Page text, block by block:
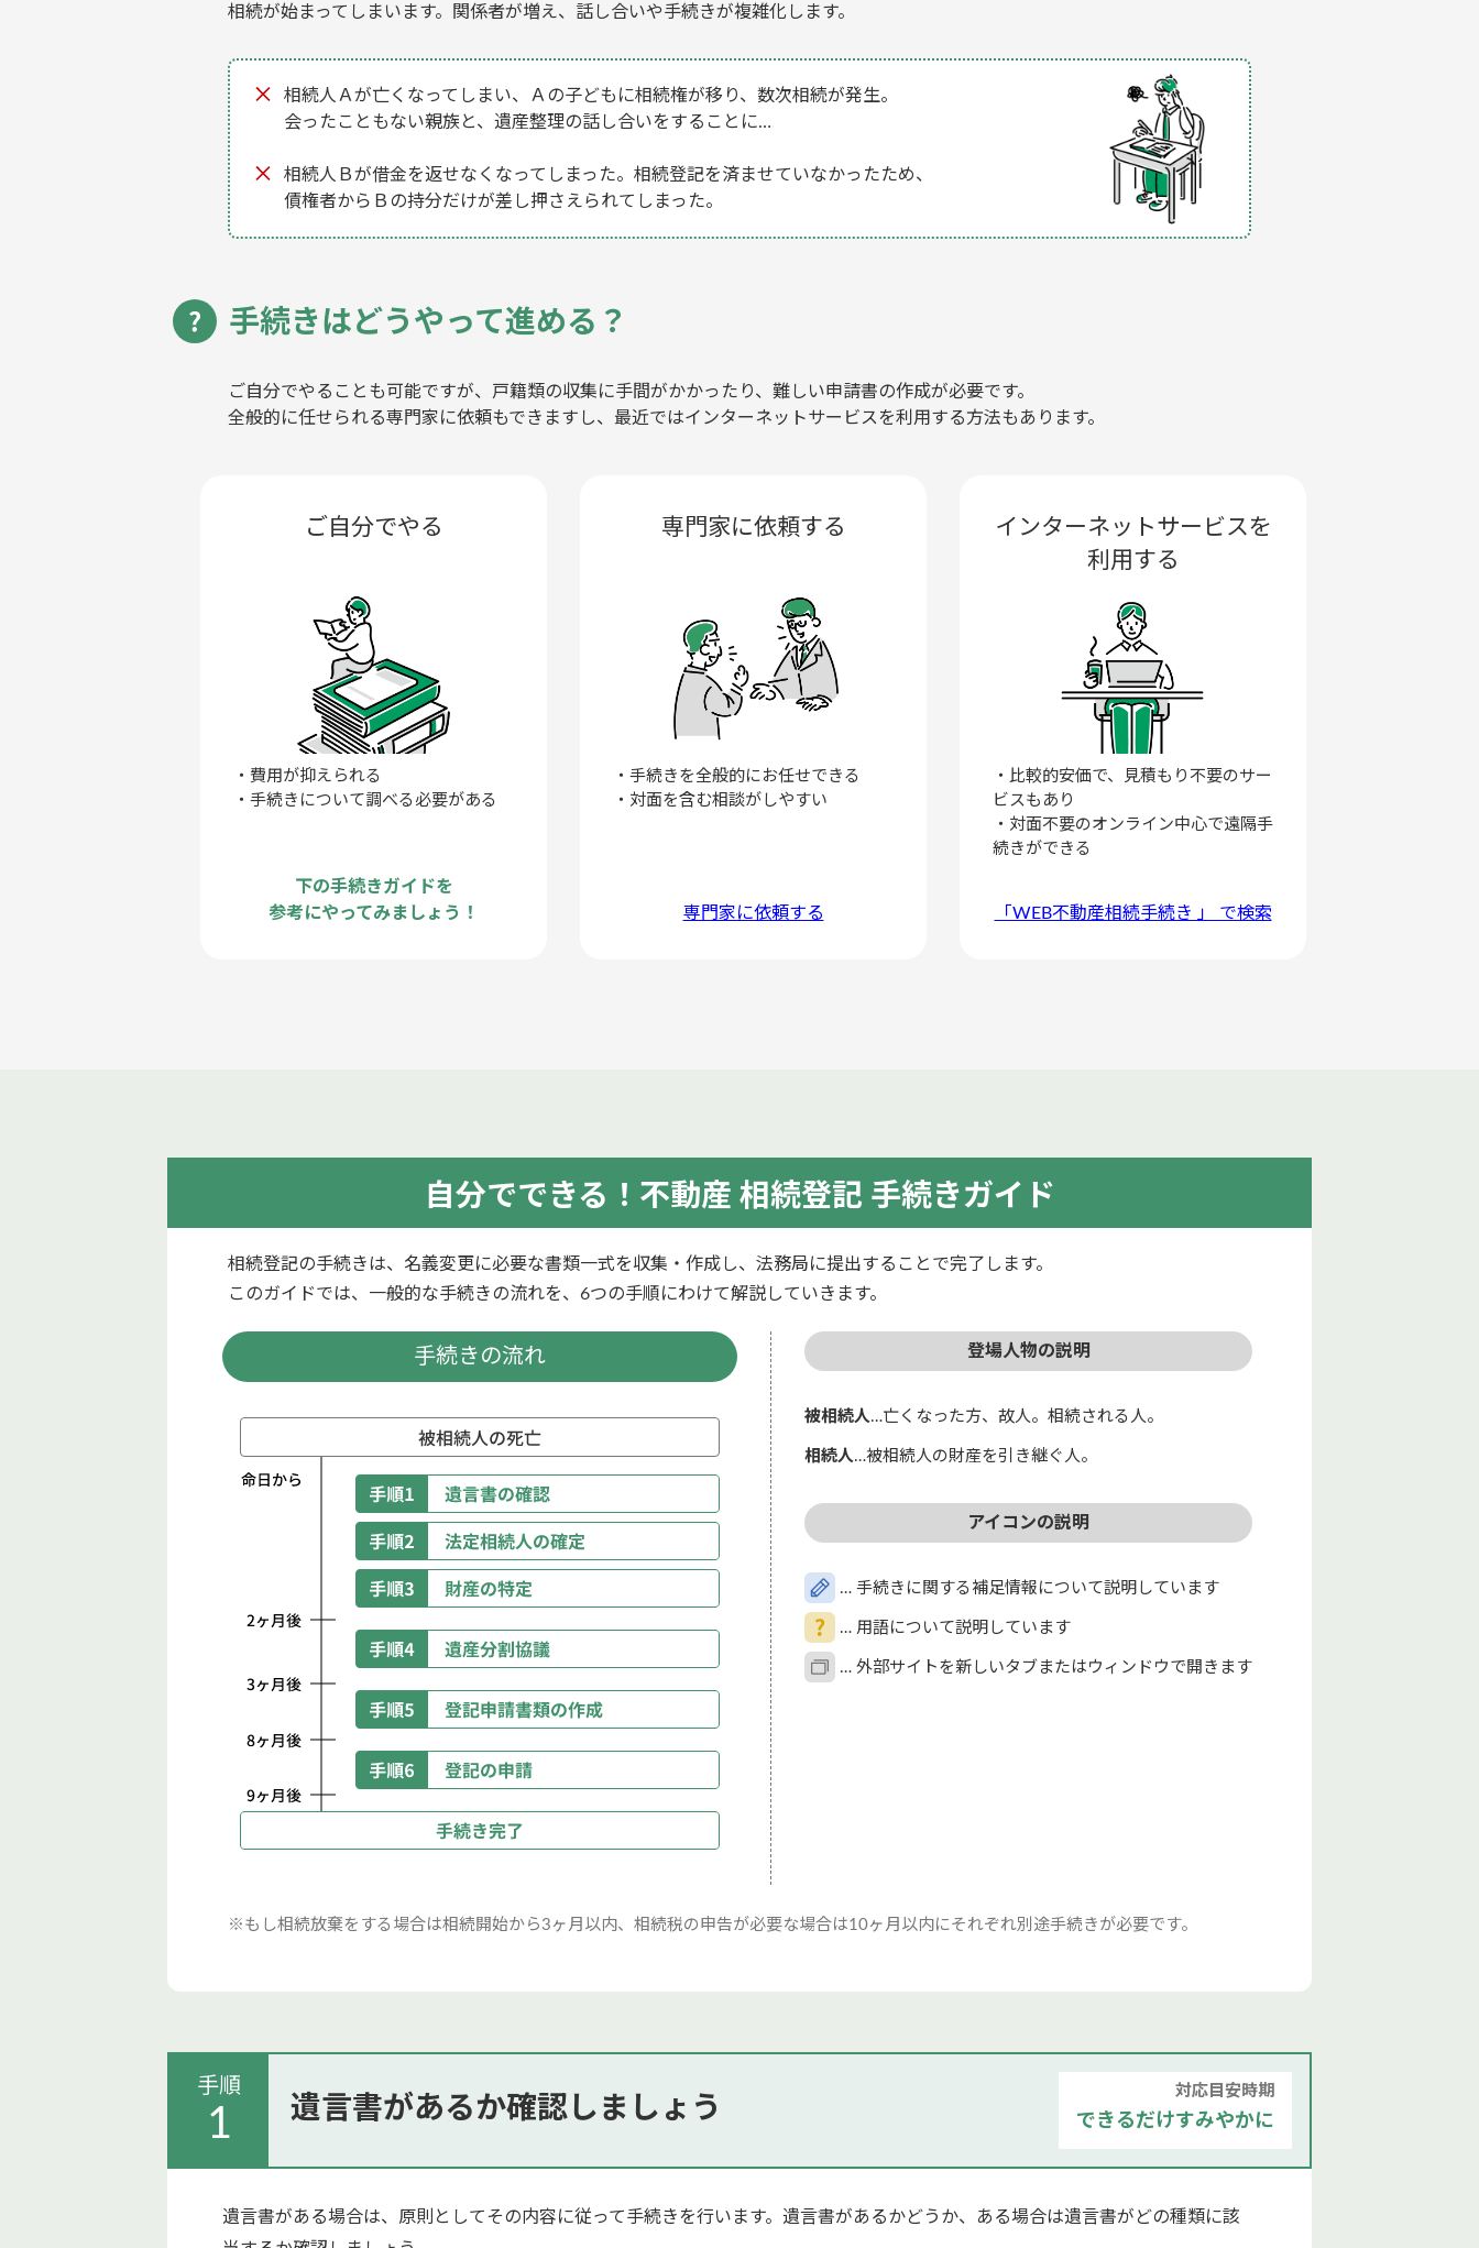
相続が始まってしまいます。関係者が増え、話し合いや手続きが複雑化します。
相続人Ａが亡くなってしまい、Ａの子どもに相続権が移り、数次相続が発生。
会ったこともない親族と、遺産整理の話し合いをすることに…
相続人Ｂが借金を返せなくなってしまった。相続登記を済ませていなかったため、
債権者からＢの持分だけが差し押さえられてしまった。
手続きはどうやって進める？
ご自分でやることも可能ですが、戸籍類の収集に手間がかかったり、難しい申請書の作成が必要です。
全般的に任せられる専門家に依頼もできますし、最近ではインターネットサービスを利用する方法もあります。
ご自分でやる
・費用が抑えられる
・手続きについて調べる必要がある
下の手続きガイドを
参考にやってみましょう！
専門家に依頼する
・手続きを全般的にお任せできる
・対面を含む相談がしやすい
専門家に依頼する
インターネットサービスを
利用する
・比較的安価で、見積もり不要のサー
ビスもあり
・対面不要のオンライン中心で遠隔手
続きができる
「WEB不動産相続手続き 」 で検索
自分でできる！不動産 相続登記 手続きガイド
相続登記の手続きは、名義変更に必要な書類一式を収集・作成し、法務局に提出することで完了します。
このガイドでは、一般的な手続きの流れを、6つの手順にわけて解説していきます。
手続きの流れ 登場人物の説明
被相続人…亡くなった方、故人。相続される人。
相続人…被相続人の財産を引き継ぐ人。
アイコンの説明
… 手続きに関する補足情報について説明しています
… 用語について説明しています
… 外部サイトを新しいタブまたはウィンドウで開きます
※もし相続放棄をする場合は相続開始から3ヶ月以内、相続税の申告が必要な場合は10ヶ月以内にそれぞれ別途手続きが必要です。
手順
1 遺言書があるか確認しましょう
対応目安時期
できるだけすみやかに
遺言書がある場合は、原則としてその内容に従って手続きを行います。遺言書があるかどうか、ある場合は遺言書がどの種類に該